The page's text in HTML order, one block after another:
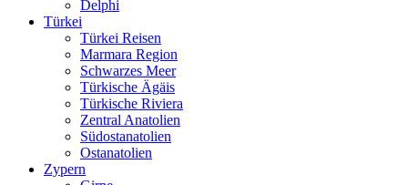
Delphi
Türkei
Türkei Reisen
Marmara Region
Schwarzes Meer
Türkische Ägäis
Türkische Riviera
Zentral Anatolien
Südostanatolien
Ostanatolien
Zypern